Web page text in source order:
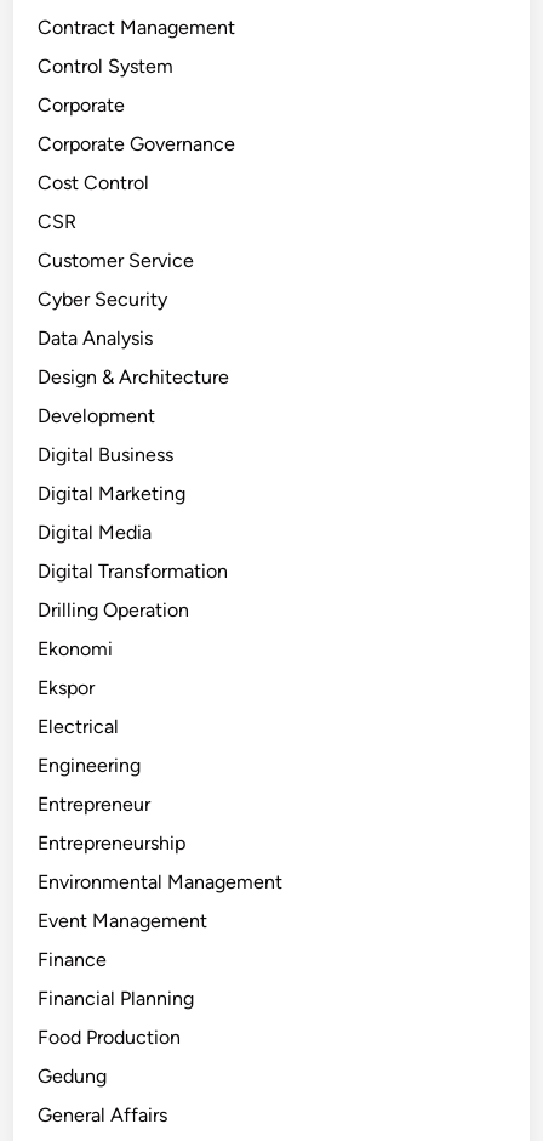
Contract Management
Control System
Corporate
Corporate Governance
Cost Control
CSR
Customer Service
Cyber Security
Data Analysis
Design & Architecture
Development
Digital Business
Digital Marketing
Digital Media
Digital Transformation
Drilling Operation
Ekonomi
Ekspor
Electrical
Engineering
Entrepreneur
Entrepreneurship
Environmental Management
Event Management
Finance
Financial Planning
Food Production
Gedung
General Affairs